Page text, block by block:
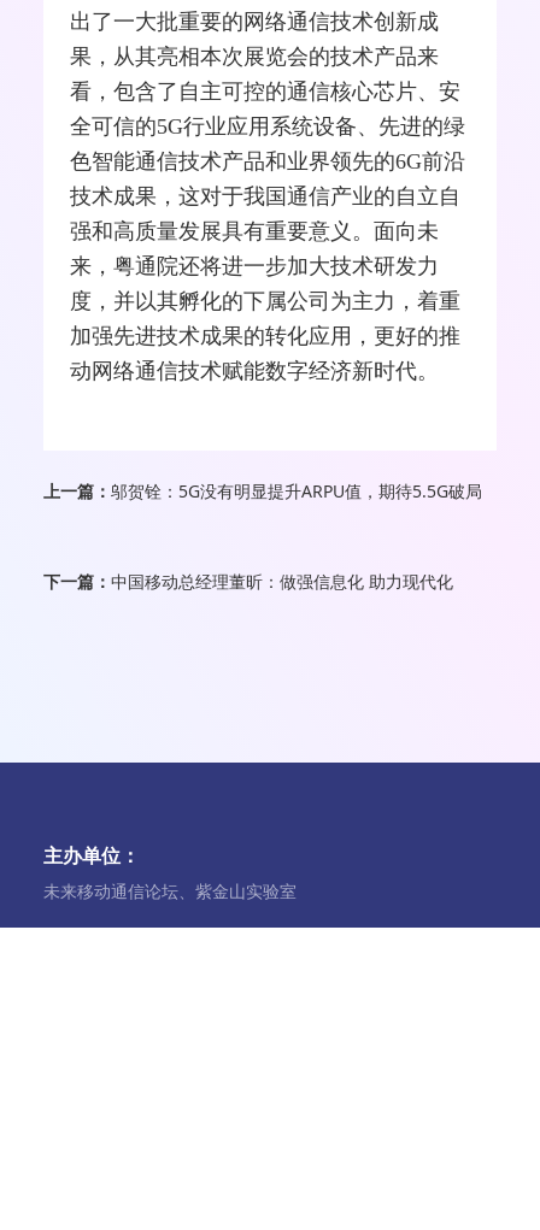
出了一大批重要的网络通信技术创新成
果，从其亮相本次展览会的技术产品来
看，包含了自主可控的通信核心芯片、安
全可信的5G行业应用系统设备、先进的绿
色智能通信技术产品和业界领先的6G前沿
技术成果，这对于我国通信产业的自立自
强和高质量发展具有重要意义。面向未
来，粤通院还将进一步加大技术研发力
度，并以其孵化的下属公司为主力，着重
加强先进技术成果的转化应用，更好的推
动网络通信技术赋能数字经济新时代。
上一篇： 邬贺铨：5G没有明显提升ARPU值，期待5.5G破局
下一篇： 中国移动总经理董昕：做强信息化 助力现代化
主办单位：
未来移动通信论坛、紫金山实验室
技术支持：